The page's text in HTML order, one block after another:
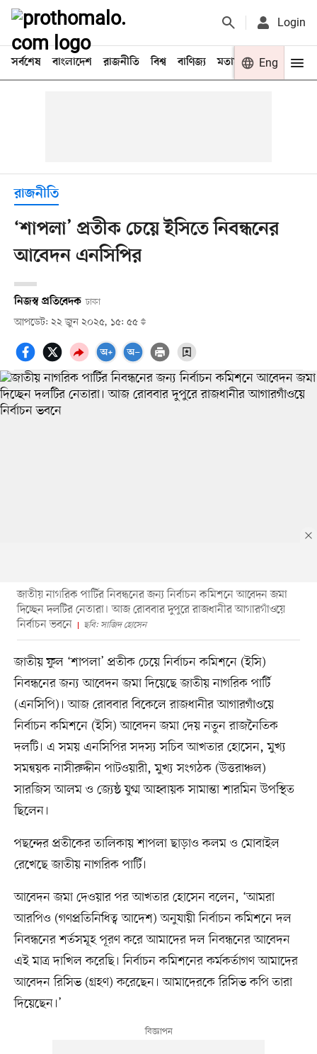
Login
সর্বশেষ বাংলাদেশ রাজনীতি বিশ্ব বাণিজ্য মতামত খেলা
Eng
রাজনীতি
‘শাপলা’ প্রতীক চেয়ে ইসিতে নিবন্ধনের
আবেদন এনসিপির
নিজস্ব প্রতিবেদক ঢাকা
আপডেট: ২২ জুন ২০২৫, ১৫: ৫৫
জাতীয় নাগরিক পার্টির নিবন্ধনের জন্য নির্বাচন কমিশনে আবেদন জমা
দিচ্ছেন দলটির নেতারা। আজ রোববার দুপুরে রাজধানীর আগারগাঁওয়ে
নির্বাচন ভবনে
ছবি: সাজিদ হোসেন
জাতীয় ফুল ‘শাপলা’ প্রতীক চেয়ে নির্বাচন কমিশনে (ইসি)
নিবন্ধনের জন্য আবেদন জমা দিয়েছে জাতীয় নাগরিক পার্টি
(এনসিপি)। আজ রোববার বিকেলে রাজধানীর আগারগাঁওয়ে
নির্বাচন কমিশনে (ইসি) আবেদন জমা দেয় নতুন রাজনৈতিক
দলটি। এ সময় এনসিপির সদস্য সচিব আখতার হোসেন, মুখ্য
সমন্বয়ক নাসীরুদ্দীন পাটওয়ারী, মুখ্য সংগঠক (উত্তরাঞ্চল)
সারজিস আলম ও জ্যেষ্ঠ যুগ্ম আহ্বায়ক সামান্তা শারমিন উপস্থিত
ছিলেন।
পছন্দের প্রতীকের তালিকায় শাপলা ছাড়াও কলম ও মোবাইল
রেখেছে জাতীয় নাগরিক পার্টি।
আবেদন জমা দেওয়ার পর আখতার হোসেন বলেন, ‘আমরা
আরপিও (গণপ্রতিনিধিত্ব আদেশ) অনুযায়ী নির্বাচন কমিশনে দল
নিবন্ধনের শর্তসমূহ পূরণ করে আমাদের দল নিবন্ধনের আবেদন
এই মাত্র দাখিল করেছি। নির্বাচন কমিশনের কর্মকর্তাগণ আমাদের
আবেদন রিসিভ (গ্রহণ) করেছেন। আমাদেরকে রিসিভ কপি তারা
দিয়েছেন।’